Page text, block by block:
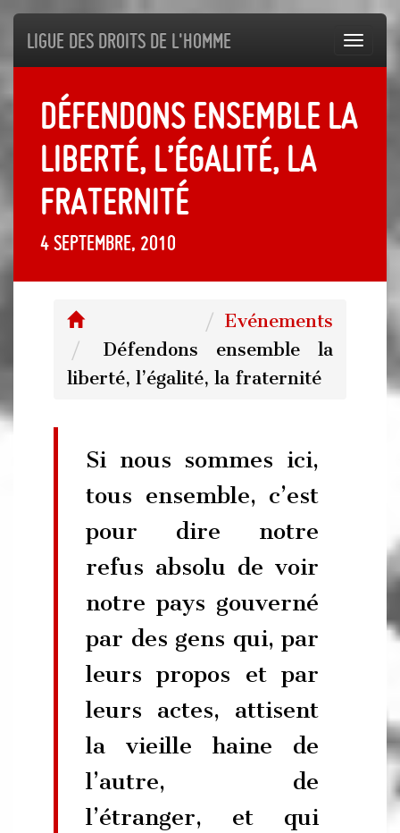
Ligue des droits de l'Homme
Défendons ensemble la
liberté, l’égalité, la
fraternité
4 septembre, 2010
Evénements
Défendons ensemble la
liberté, l’égalité, la fraternité
Si nous sommes ici,
tous ensemble, c’est
pour dire notre
refus absolu de voir
notre pays gouverné
par des gens qui, par
leurs propos et par
leurs actes, attisent
la vieille haine de
l’autre, de
l’étranger, et qui